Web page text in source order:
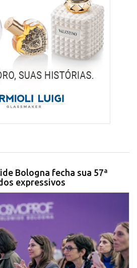
Bologna fecha sua 57ª
expressivos